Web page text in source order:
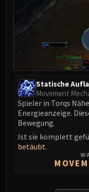
Statische
Movement
Spieler in Torqs
Energieanzeige.
Bewegung.
Ist sie komplett
betäubt.